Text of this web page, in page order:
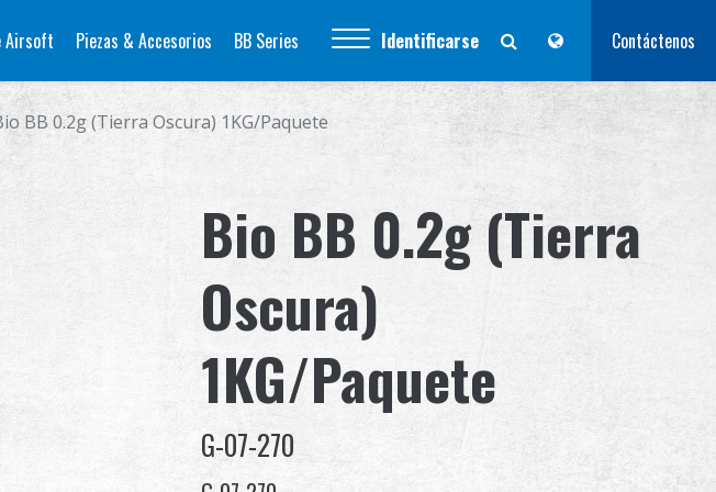
Airsoft Piezas & Accesorios BB Series Identificarse Contáctenos
BB 0.2g (Tierra Oscura) 1KG/Paquete
Bio BB 0.2g (Tierra
Oscura)
1KG/Paquete
G-07-270